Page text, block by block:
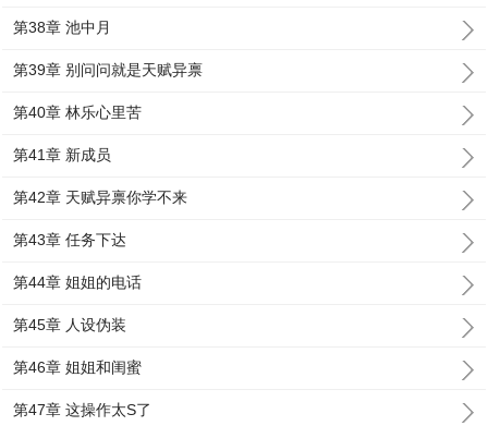
第38章 池中月
第39章 别问问就是天赋异禀
第40章 林乐心里苦
第41章 新成员
第42章 天赋异禀你学不来
第43章 任务下达
第44章 姐姐的电话
第45章 人设伪装
第46章 姐姐和闺蜜
第47章 这操作太S了